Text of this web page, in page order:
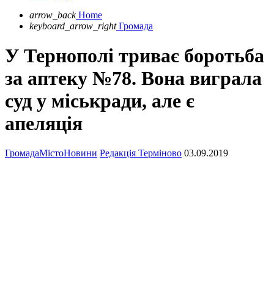
arrow_back Home
keyboard_arrow_right Громада
У Тернополі триває боротьба
за аптеку №78. Вона виграла
суд у міськради, але є
апеляція
ГромадаМістоНовини Редакція Терміново 03.09.2019